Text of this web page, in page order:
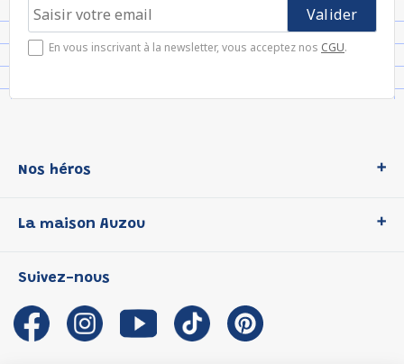
En vous inscrivant à la newsletter, vous acceptez nos CGU.
Nos héros
P'tit Loup
Les Influenceuses
Migali
Petite Taupe
La maison Auzou
Notre histoire
Auzou s'engage
Auteurs et illustrateurs Auzou
Suivez-nous